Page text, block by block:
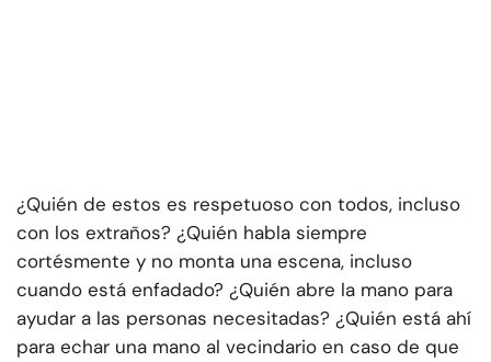
¿Quién de estos es respetuoso con todos, incluso
con los extraños? ¿Quién habla siempre
cortésmente y no monta una escena, incluso
cuando está enfadado? ¿Quién abre la mano para
ayudar a las personas necesitadas? ¿Quién está ahí
para echar una mano al vecindario en caso de que